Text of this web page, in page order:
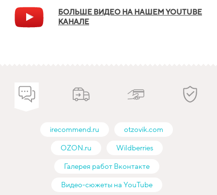
БОЛЬШЕ ВИДЕО НА НАШЕМ YOUTUBE
КАНАЛЕ
irecommend.ru
otzovik.com
OZON.ru
Wildberries
Галерея работ Вконтакте
Видео-сюжеты на YouTube